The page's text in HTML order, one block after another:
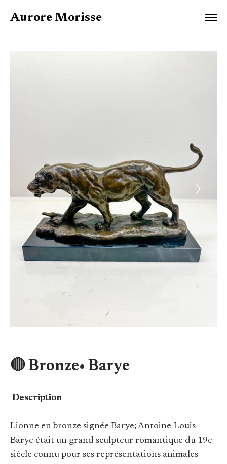
Aurore Morisse
🔴 Bronze• Barye
Description
Lionne en bronze signée Barye; Antoine-Louis
Barye était un grand sculpteur romantique du 19e
siècle connu pour ses représentations animales